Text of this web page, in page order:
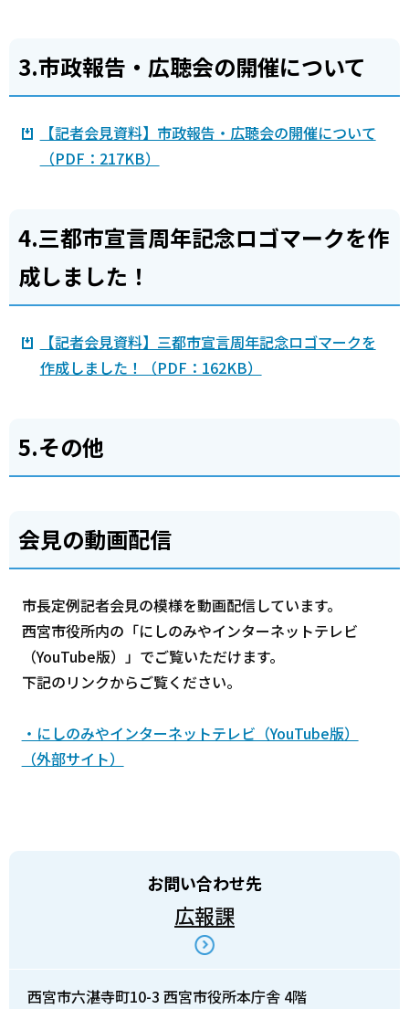
3.市政報告・広聴会の開催について
【記者会見資料】市政報告・広聴会の開催について
（PDF：217KB）
4.三都市宣言周年記念ロゴマークを作
成しました！
【記者会見資料】三都市宣言周年記念ロゴマークを
作成しました！（PDF：162KB）
5.その他
会見の動画配信
市長定例記者会見の模様を動画配信しています。
西宮市役所内の「にしのみやインターネットテレビ
（YouTube版）」でご覧いただけます。
下記のリンクからご覧ください。
・にしのみやインターネットテレビ（YouTube版）
（外部サイト）
お問い合わせ先
広報課
西宮市六湛寺町10-3 西宮市役所本庁舎 4階